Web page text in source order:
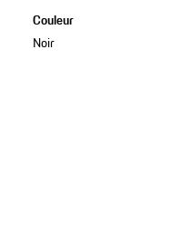
Couleur
Noir